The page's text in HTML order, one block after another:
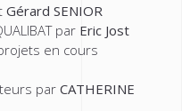
Gérard SENIOR
par Eric Jost
en cours
parCATHERINE